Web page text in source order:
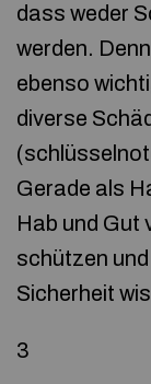
dass weder
werden.
ebenso
diverse
Gerade als
Hab und Gut
schützen und
Sicherheit
3